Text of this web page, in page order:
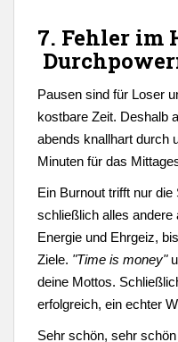
7. Fehler im
Pausen sind für Loser
kostbare Zeit. Deshalb
abends knallhart durch
Minuten für das
Ein Burnout trifft nur
schließlich alles
Energie und Ehrgeiz,
Ziele. "Time is money"
deine Mottos.
erfolgreich, ein echter
Sehr schön, sehr schön